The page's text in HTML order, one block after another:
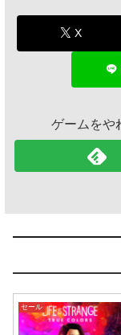
X
ゲームをや
セール